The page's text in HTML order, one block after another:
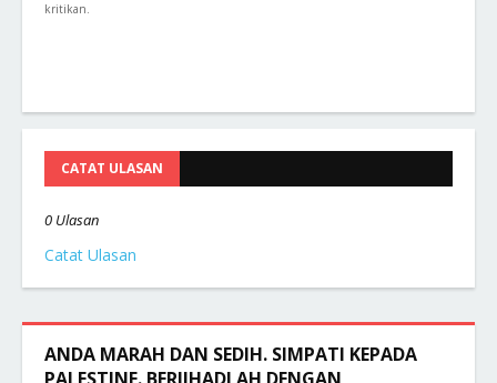
kritikan.
CATAT ULASAN
0 Ulasan
Catat Ulasan
ANDA MARAH DAN SEDIH. SIMPATI KEPADA